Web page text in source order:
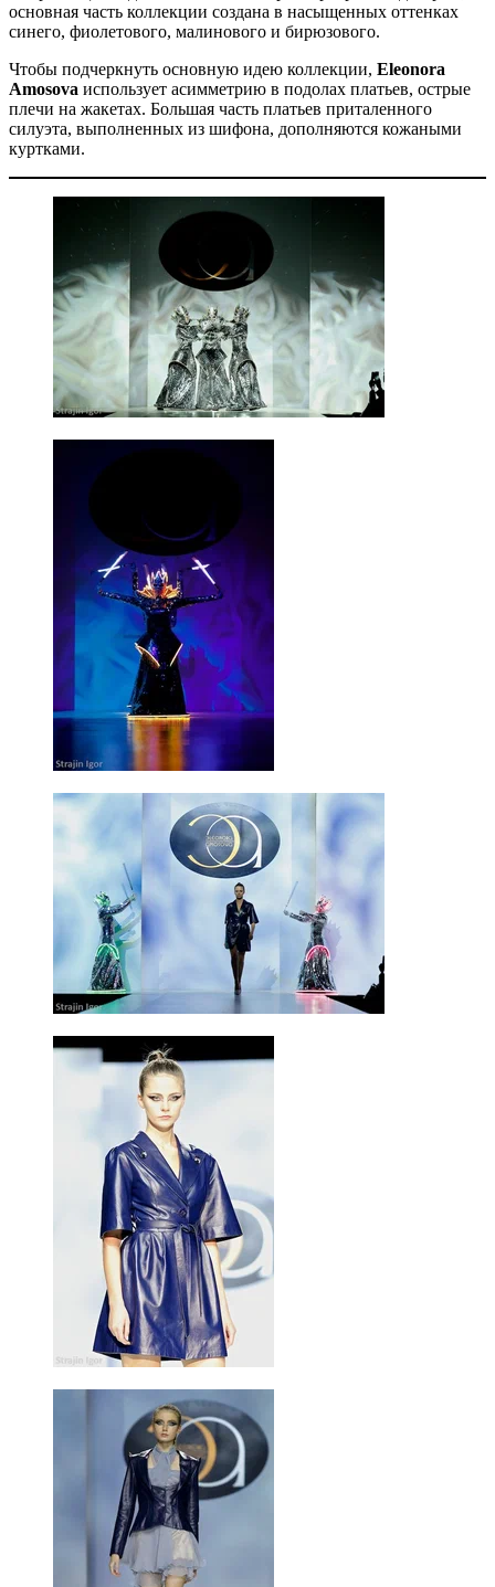
основная часть коллекции создана в насыщенных оттенках
синего, фиолетового, малинового и бирюзового.
Чтобы подчеркнуть основную идею коллекции, Eleonora
Amosova использует асимметрию в подолах платьев, острые
плечи на жакетах. Большая часть платьев приталенного
силуэта, выполненных из шифона, дополняются кожаными
куртками.